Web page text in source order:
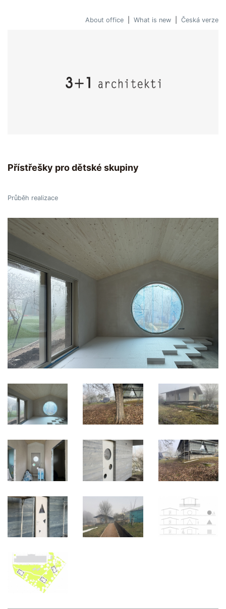
About office What is new Česká verze
Přístřešky pro dětské skupiny
Průběh realizace